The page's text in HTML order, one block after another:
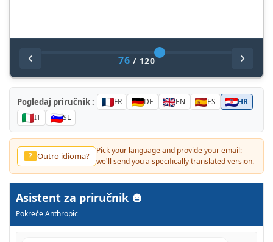
76 / 120
Pogledaj priručnik : FR DE EN ES
HR
IT
SL
? Outro idioma?
Pick your language and provide your email:
we'll send you a specifically translated version.
Asistent za priručnik
Pokreće Anthropic